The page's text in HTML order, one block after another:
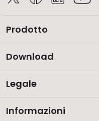
Prodotto
Download
Legale
Informazioni